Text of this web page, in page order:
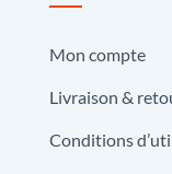
Mon compte
Livraison &
Conditions